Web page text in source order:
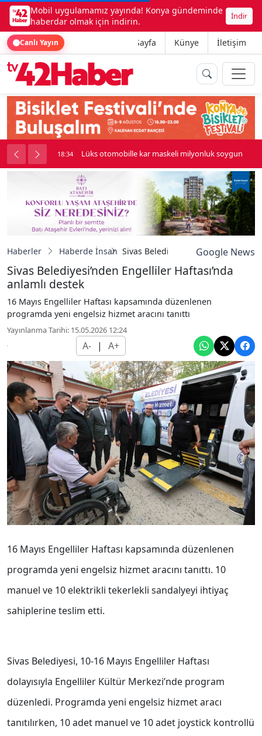
Mobil uygulamamız yayında! Konya gündeminde
haberdar olmak için indirin.
İndir
Canlı Yayın Ana Sayfa Künye İletişim
kavga çıktı 18:34 Lüks otomobille kar maskeli milyonluk soygun
Haberler Haberde İnsan Sivas Belediyesi’nden Engelliler
Google News
Sivas Belediyesi’nden Engelliler Haftası’nda
anlamlı destek
16 Mayıs Engelliler Haftası kapsamında düzenlenen
programda yeni engelsiz hizmet aracını tanıttı
Yayınlanma Tarihi: 15.05.2026 12:24
A- | A+
16 Mayıs Engelliler Haftası kapsamında düzenlenen
programda yeni engelsiz hizmet aracını tanıttı. 10
manuel ve 10 elektrikli tekerlekli sandalyeyi ihtiyaç
sahiplerine teslim etti.
Sivas Belediyesi, 10-16 Mayıs Engelliler Haftası
dolayısıyla Engelliler Kültür Merkezi’nde program
düzenledi. Programda yeni engelsiz hizmet aracı
tanıtılırken, 10 adet manuel ve 10 adet joystick kontrollü